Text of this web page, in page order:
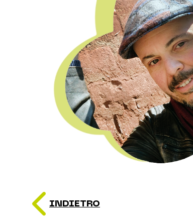
INDIETRO